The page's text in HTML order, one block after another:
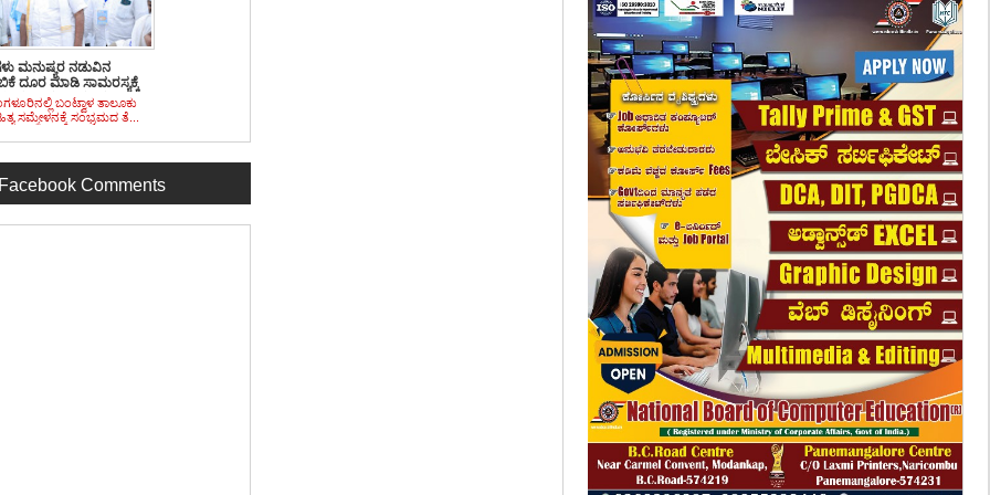
ಮನುಷ್ಯರ ನಡುವಿನ
ದೂರ ಮಾಡಿ ಸಾಮರಸ್ಯಕ್ಕೆ
: ಮಾಜಿ ಸಚಿವ
ರೈ
ಬಂಟ್ವಾಳ ತಾಲೂಕು
ಸಮ್ಮೇಳನಕ್ಕೆ ಸಂಭ್ರಮದ ತೆ...
Facebook Comments